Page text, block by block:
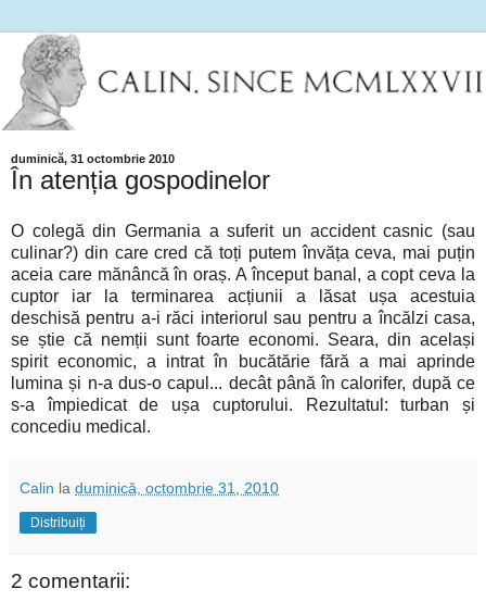
duminică, 31 octombrie 2010
În atenția gospodinelor
O colegă din Germania a suferit un accident casnic (sau
culinar?) din care cred că toți putem învăța ceva, mai puțin
aceia care mănâncă în oraș. A început banal, a copt ceva la
cuptor iar la terminarea acțiunii a lăsat ușa acestuia
deschisă pentru a-i răci interiorul sau pentru a încălzi casa,
se știe că nemții sunt foarte economi. Seara, din același
spirit economic, a intrat în bucătărie fără a mai aprinde
lumina și n-a dus-o capul... decât până în calorifer, după ce
s-a împiedicat de ușa cuptorului. Rezultatul: turban și
concediu medical.
Calin la duminică, octombrie 31, 2010
Distribuiți
2 comentarii: